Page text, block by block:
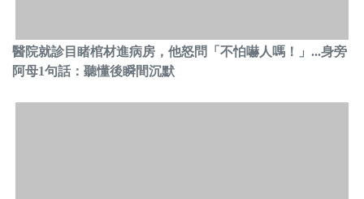
醫院就診目睹棺材進病房，他怒問「不怕嚇人嗎！」...身旁
阿母1句話：聽懂後瞬間沉默